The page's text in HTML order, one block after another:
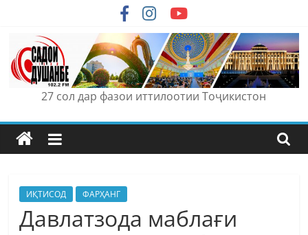
content
27 сол дар фазои иттилоотии Тоҷикистон
ИҚТИСОД ФАРҲАНГ
Давлатзода маблағи